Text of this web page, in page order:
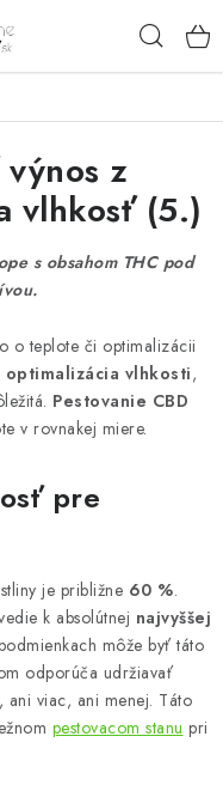
z
vlhkosť (5.)
s obsahom THC pod
o teplote či optimalizácii
optimalizácia vlhkosti,
Pestovanie CBD
v rovnakej miere.
pre
je približne 60 %.
k absolútnej najvyššej
môže byť táto
odporúča udržiavať
, ani viac, ani menej. Táto
pestovacom stanu pri